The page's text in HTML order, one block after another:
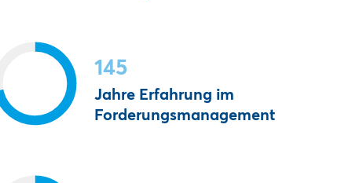
145
Jahre Erfahrung im
Forderungsmanagement